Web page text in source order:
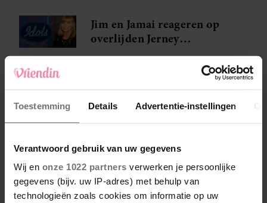
Toestemming Details Advertentie-instellingen
Verantwoord gebruik van uw gegevens
Wij en onze 1022 partners verwerken je persoonlijke
gegevens (bijv. uw IP-adres) met behulp van
technologieën zoals cookies om informatie op uw
Jim en Jamai reageren op
overlijden Jerney
Kaagman: ‘Dankbaar dat je
blijkbaar iets zag in dat